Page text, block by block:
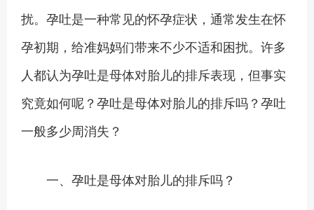
扰。孕吐是一种常见的怀孕症状，通常发生在怀
孕初期，给准妈妈们带来不少不适和困扰。许多
人都认为孕吐是母体对胎儿的排斥表现，但事实
究竟如何呢？孕吐是母体对胎儿的排斥吗？孕吐
一般多少周消失？
一、孕吐是母体对胎儿的排斥吗？